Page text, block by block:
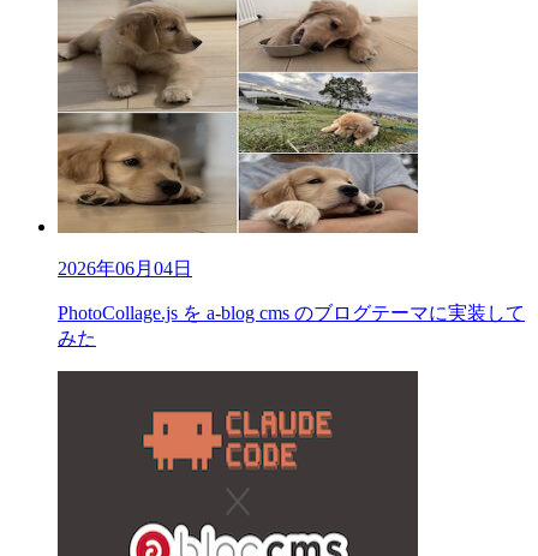
2026年06月04日
PhotoCollage.js を a-blog cms のブログテーマに実装して
みた